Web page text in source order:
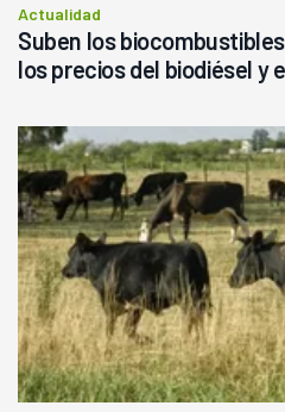
Actualidad
Suben los
los precios del biodiésel y